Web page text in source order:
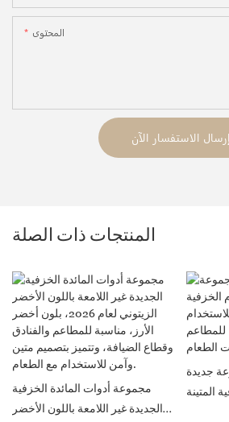
المحتوى
إرسال الاستفسار الآن
المنتجات ذات الصلة
مجموعة أدوات المائدة الخزفية
الجديدة غير اللامعة باللون الأخضر
جديدة
المتينة